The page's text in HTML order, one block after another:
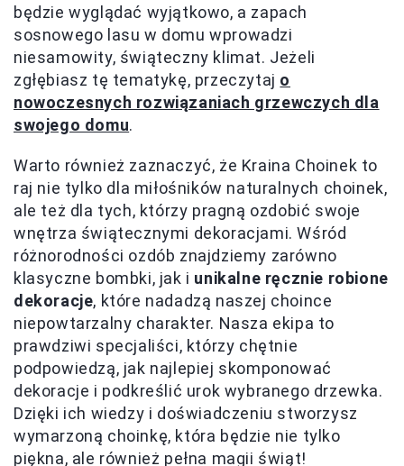
będzie wyglądać wyjątkowo, a zapach
sosnowego lasu w domu wprowadzi
niesamowity, świąteczny klimat. Jeżeli
zgłębiasz tę tematykę, przeczytaj o
nowoczesnych rozwiązaniach grzewczych dla
swojego domu.
Warto również zaznaczyć, że Kraina Choinek to
raj nie tylko dla miłośników naturalnych choinek,
ale też dla tych, którzy pragną ozdobić swoje
wnętrza świątecznymi dekoracjami. Wśród
różnorodności ozdób znajdziemy zarówno
klasyczne bombki, jak i unikalne ręcznie robione
dekoracje, które nadadzą naszej choince
niepowtarzalny charakter. Nasza ekipa to
prawdziwi specjaliści, którzy chętnie
podpowiedzą, jak najlepiej skomponować
dekoracje i podkreślić urok wybranego drzewka.
Dzięki ich wiedzy i doświadczeniu stworzysz
wymarzoną choinkę, która będzie nie tylko
piękna, ale również pełna magii świąt!